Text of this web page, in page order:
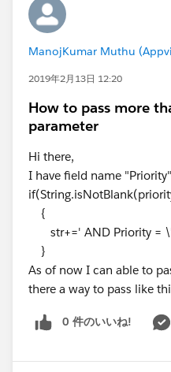
ManojKumar Muthu
2019年2月13日 12:20
How to pass more
parameter
Hi there,
I have field name
{
str+=' AND Priority =
}
As of now I can able to
there a way to pass like
0 件のいいね!